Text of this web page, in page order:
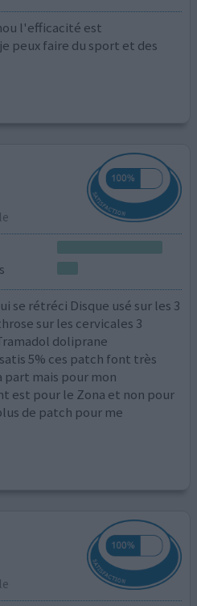
l'efficacité est
peux faire du sport et des
se rétréci Disque usé sur les 3
sur les cervicales 3
doliprane
5% ces patch font très
part mais pour mon
est pour le Zona et non pour
de patch pour me